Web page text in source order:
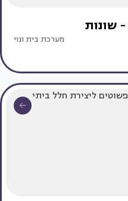
- שונות
מערכת בית ונוי